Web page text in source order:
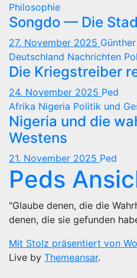
Philosophie
Songdo — Die
27. November 2025
Deutschland Nachrichten
Die Kriegstreiber
24. November 2025 Ped
Afrika Nigeria Politik und
Nigeria und die
Westens
21. November 2025 Ped
Peds
"Glaube denen, die die
denen, die sie gefunden
Mit Stolz präsentiert von
Live by Themeansar.